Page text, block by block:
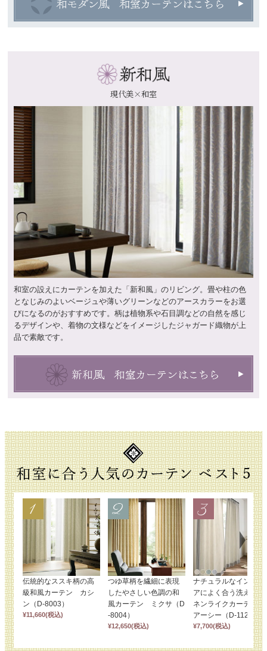
現代美×和室
和室の設えにカーテンを加えた「新和風」のリビング。畳や柱の色
となじみのよいベージュや薄いグリーンなどのアースカラーをお選
びになるのがおすすめです。柄は植物系や石目調などの自然を感じ
るデザインや、着物の文様などをイメージしたジャガード織物が上
品で素敵です。
伝統的なススキ柄の高
級和風カーテン カシ
ン（D-8003）
¥11,660(税込)
つゆ草柄を繊細に表現
したやさしい色調の和
風カーテン ミクサ（D
-8004）
¥12,650(税込)
ナチュラルなインテリ
アによく合う洗えるリ
ネンライクカーテン
アーシー（D-1128)
¥7,700(税込)